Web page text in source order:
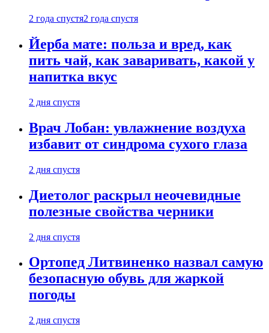
2 года спустя2 года спустя
Йерба мате: польза и вред, как
пить чай, как заваривать, какой у
напитка вкус
2 дня спустя
Врач Лобан: увлажнение воздуха
избавит от синдрома сухого глаза
2 дня спустя
Диетолог раскрыл неочевидные
полезные свойства черники
2 дня спустя
Ортопед Литвиненко назвал самую
безопасную обувь для жаркой
погоды
2 дня спустя